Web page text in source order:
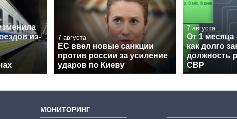
из-
7 августа
ЕС ввел новые санкции
против россии за усиление
ударов по Киеву
7 августа
От 1 месяца
как долго
должность
СВР
МОНИТОРИНГ